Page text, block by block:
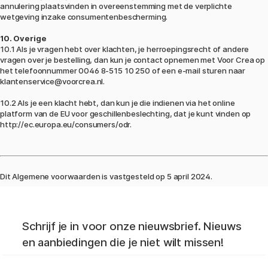
annulering plaatsvinden in overeenstemming met de verplichte
wetgeving inzake consumentenbescherming.
10. Overige
10.1 Als je vragen hebt over klachten, je herroepingsrecht of andere
vragen over je bestelling, dan kun je contact opnemen met Voor Crea op
het telefoonnummer 0046 8-515 10 250 of een e-mail sturen naar
klantenservice@voorcrea.nl.
10.2 Als je een klacht hebt, dan kun je die indienen via het online
platform van de EU voor geschillenbeslechting, dat je kunt vinden op
http://ec.europa.eu/consumers/odr.
Dit Algemene voorwaarden is vastgesteld op 5 april 2024.
Schrijf je in voor onze nieuwsbrief. Nieuws
en aanbiedingen die je niet wilt missen!